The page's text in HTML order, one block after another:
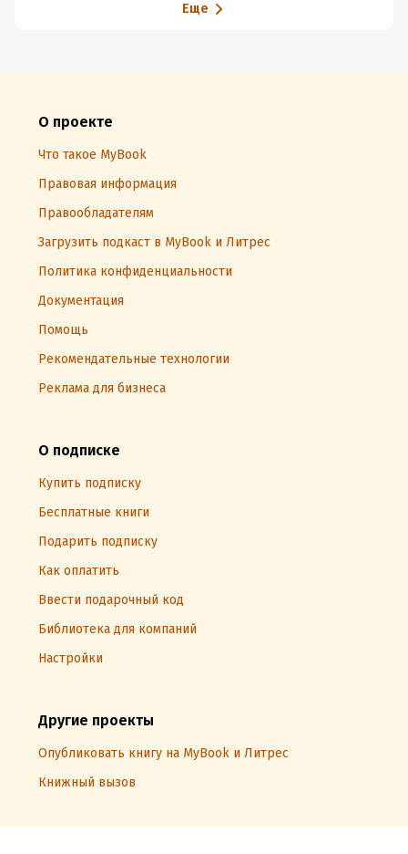
Еще
О проекте
Что такое MyBook
Правовая информация
Правообладателям
Загрузить подкаст в MyBook и Литрес
Политика конфиденциальности
Документация
Помощь
Рекомендательные технологии
Реклама для бизнеса
О подписке
Купить подписку
Бесплатные книги
Подарить подписку
Как оплатить
Ввести подарочный код
Библиотека для компаний
Настройки
Другие проекты
Опубликовать книгу на MyBook и Литрес
Книжный вызов